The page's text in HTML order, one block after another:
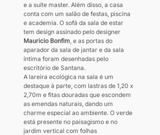
e a suíte master. Além disso, a casa
conta com um salão de festas, piscina
e academia. O sofá da sala de estar
tem design assinado pelo designer
Mauricio Bonfim , e as portas do
aparador da sala de jantar e da sala
íntima foram desenhadas pelo
escritório de Santana.
A lareira ecológica na sala é um
destaque à parte, com lastras de 1,20 x
2,70m e fitas douradas que escondem
as emendas naturais, dando um
charme especial ao ambiente. O verde
está presente no paisagismo e no
jardim vertical com folhas